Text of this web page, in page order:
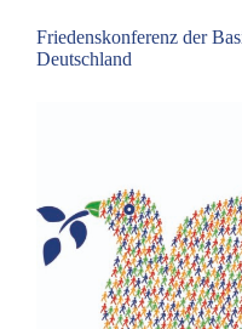
Friedenskonferenz der
Deutschland